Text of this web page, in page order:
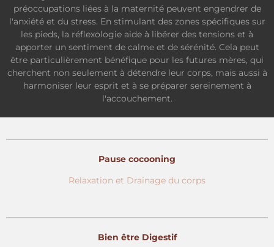
préoccupations liées à la maternité peuvent engendrer de
l'anxiété et du stress. En stimulant des zones spécifiques sur
les pieds, la réflexologie aide à libérer des tensions et à
apporter un sentiment de calme et de sérénité. Cela peut
être particulièrement bénéfique pour les futures mères, qui
cherchent non seulement à détendre leur corps, mais aussi à
harmoniser leur esprit et à se préparer sereinement à
l'accouchement.
Pause cocooning
Relaxation et Drainage du corps
Bien être Digestif